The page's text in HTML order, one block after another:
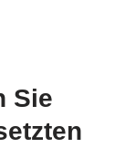
Sie